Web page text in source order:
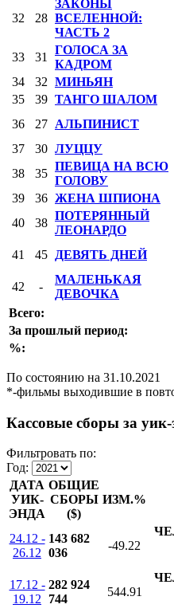
32 28
ЗАКОНЫ
ВСЕЛЕННОЙ:
ЧАСТЬ 2
33 31
ГОЛОСА ЗА
КАДРОМ
34
32 МИНЬЯН
35
39 ТАНГО ШАЛОМ
36
27 АЛЬПИНИСТ
37
30 ЛУЦЦУ
38
35
ПЕВИЦА НА ВСЮ
ГОЛОВУ
39
36 ЖЕНА ШПИОНА
40
38
ПОТЕРЯННЫЙ
ЛЕОНАРДО
41
45 ДЕВЯТЬ ДНЕЙ
42
-
МАЛЕНЬКАЯ
ДЕВОЧКА
Всего:
За прошлый период:
%:
По состоянию на 31.10.2021
*-фильмы выходившие в
Кассовые сборы за уик-
Фильтровать по:
Год:
ДАТА
УИК-
ЭНДА
ОБЩИЕ
СБОРЫ
($)
ИЗМ.%
24.12 -
26.12
143 682
036
-49.22
17.12 -
19.12
282 924
744
544.91